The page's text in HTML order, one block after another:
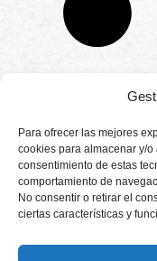
Para ofrecer las mejores
cookies para almacenar y/
consentimiento de estas
comportamiento de
No consentir o retirar el
ciertas características y
de
fresas,